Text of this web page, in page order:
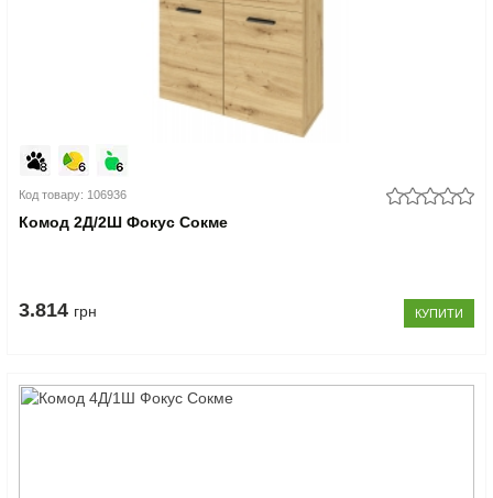
Код товару: 106936
Комод 2Д/2Ш Фокус Сокме
3.814 грн КУПИТИ